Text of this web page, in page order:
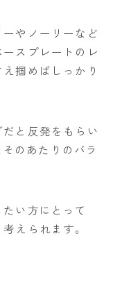
やノーリーなど
スプレートのレ
掴めばしっかり
と反発をもらい
のあたりのバラ
い方にとって
えられます。